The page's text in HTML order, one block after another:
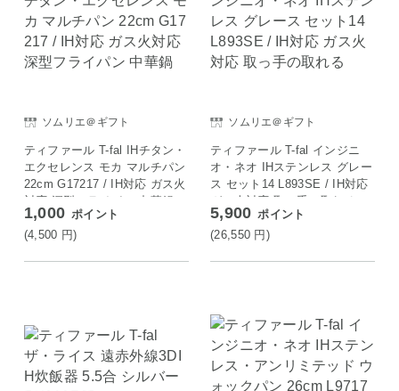
ソムリエ＠ギフト
ティファール T-fal IHチタン・
エクセレンス モカ マルチパン
22cm G17217 / IH対応 ガス火
対応 深型フライパン 中華鍋
1,000 ポイント
(4,500 円)
ソムリエ＠ギフト
ティファール T-fal インジニ
オ・ネオ IHステンレス グレー
ス セット14 L893SE / IH対応
ガス火対応 取っ手の取れる
5,900 ポイント
(26,550 円 )